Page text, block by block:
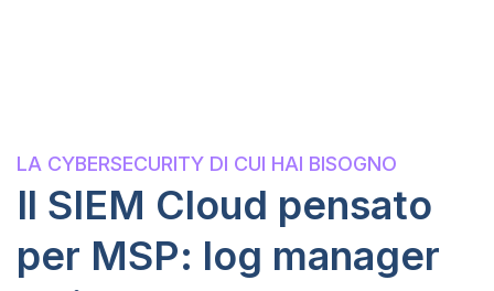
LA CYBERSECURITY DI CUI HAI BISOGNO
Il SIEM Cloud pensato
per MSP: log manager